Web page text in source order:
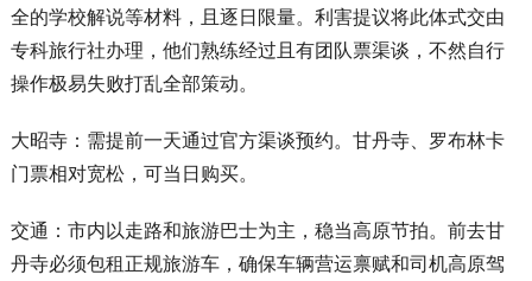
全的学校解说等材料，且逐日限量。利害提议将此体式交由
专科旅行社办理，他们熟练经过且有团队票渠谈，不然自行
操作极易失败打乱全部策动。
大昭寺：需提前一天通过官方渠谈预约。甘丹寺、罗布林卡
门票相对宽松，可当日购买。
交通：市内以走路和旅游巴士为主，稳当高原节拍。前去甘
丹寺必须包租正规旅游车，确保车辆营运禀赋和司机高原驾